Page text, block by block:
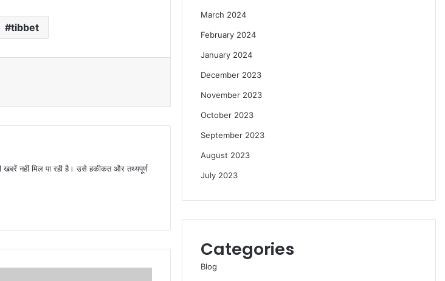
tibbet
खबरें नहीं मिल पा रही है। उसे हकीकत और तथ्यपूर्ण
March 2024
February 2024
January 2024
December 2023
November 2023
October 2023
September 2023
August 2023
July 2023
Categories
Blog